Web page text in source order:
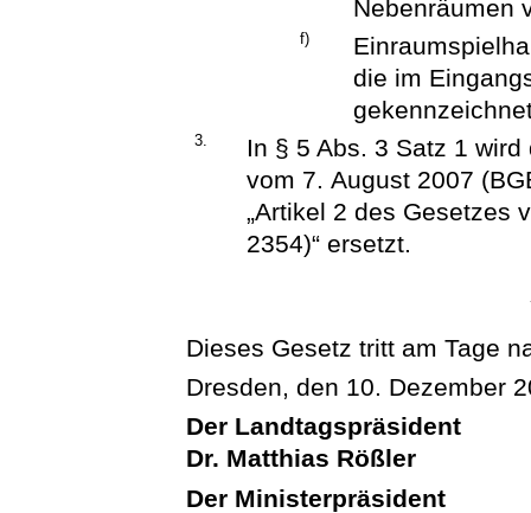
Nebenräumen
f)
die im
3.
In § 5 Abs. 3 Satz 1
vom 7. August 2007
„Artikel 2 des Gesetzes
2354)“ ersetzt.
Dieses Gesetz tritt am Tage
Dresden, den 10. Dezember
Der Landtagspräsident
Dr. Matthias Rößler
Der Ministerpräsident